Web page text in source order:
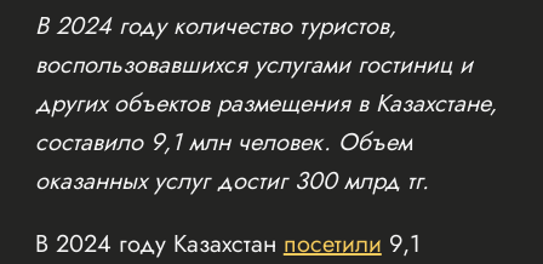
В 2024 году количество туристов,
воспользовавшихся услугами гостиниц и
других объектов размещения в Казахстане,
составило 9,1 млн человек. Объем
оказанных услуг достиг 300 млрд тг.
В 2024 году Казахстанпосетили9,1